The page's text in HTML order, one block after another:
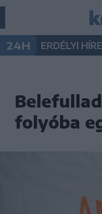
24H ERDÉLYI
folyóba